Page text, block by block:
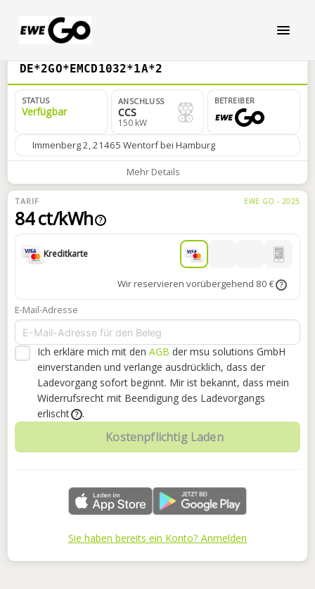
DE*2GO*EMCD1032*1A*2
STATUS
Verfügbar
ANSCHLUSS
CCS
150 kW
BETREIBER
Immenberg 2, 21465 Wentorf bei Hamburg
Mehr Details
TARIF EWE GO - 2025
84 ct/kWh ?
Kreditkarte
Wir reservieren vorübergehend 80 € ?
E-Mail-Adresse
Ich erkläre mich mit den AGB der msu solutions GmbH
einverstanden und verlange ausdrücklich, dass der
Ladevorgang sofort beginnt. Mir ist bekannt, dass mein
Widerrufsrecht mit Beendigung des Ladevorgangs
erlischt
? .
Kostenpflichtig Laden
Sie haben bereits ein Konto? Anmelden